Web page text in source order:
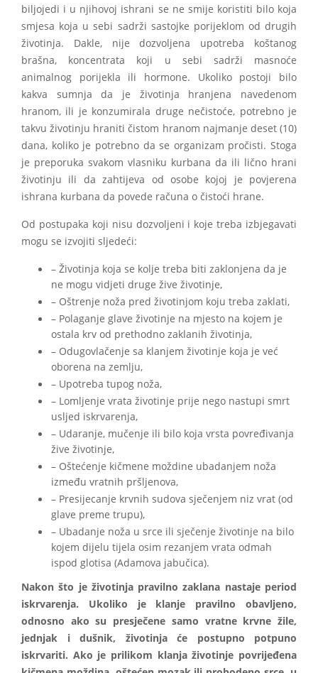
biljojedi i u njihovoj ishrani se ne smije koristiti bilo koja
smjesa koja u sebi sadrži sastojke porijeklom od drugih
životinja. Dakle, nije dozvoljena upotreba koštanog
brašna, koncentrata koji u sebi sadrži masnoće
animalnog porijekla ili hormone. Ukoliko postoji bilo
kakva sumnja da je životinja hranjena navedenom
hranom, ili je konzumirala druge nečistoće, potrebno je
takvu životinju hraniti čistom hranom najmanje deset (10)
dana, koliko je potrebno da se organizam pročisti. Stoga
je preporuka svakom vlasniku kurbana da ili lično hrani
životinju ili da zahtijeva od osobe kojoj je povjerena
ishrana kurbana da povede računa o čistoći hrane.
Od postupaka koji nisu dozvoljeni i koje treba izbjegavati
mogu se izvojiti sljedeći:
– Životinja koja se kolje treba biti zaklonjena da je
ne mogu vidjeti druge žive životinje,
– Oštrenje noža pred životinjom koju treba zaklati,
– Polaganje glave životinje na mjesto na kojem je
ostala krv od prethodno zaklanih životinja,
– Odugovlačenje sa klanjem životinje koja je već
oborena na zemlju,
– Upotreba tupog noža,
– Lomljenje vrata životinje prije nego nastupi smrt
usljed iskrvarenja,
– Udaranje, mučenje ili bilo koja vrsta povređivanja
žive životinje,
– Oštećenje kičmene moždine ubadanjem noža
između vratnih pršljenova,
– Presijecanje krvnih sudova sječenjem niz vrat (od
glave preme trupu),
– Ubadanje noža u srce ili sječenje životinje na bilo
kojem dijelu tijela osim rezanjem vrata odmah
ispod glotisa (Adamova jabučica).
Nakon što je životinja pravilno zaklana nastaje period
iskrvarenja. Ukoliko je klanje pravilno obavljeno,
odnosno ako su presječene samo vratne krvne žile,
jednjak i dušnik, životinja će postupno potpuno
iskrvariti. Ako je prilikom klanja životinje povrijeđena